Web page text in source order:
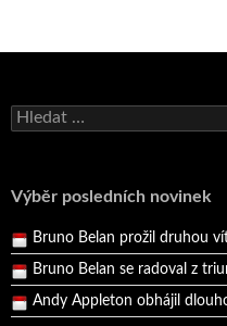
Vyhledávání
Výběr posledních novinek
Andy Appleton obhájil
Bruno Belan se radoval z
Reprezentační dvojice brala